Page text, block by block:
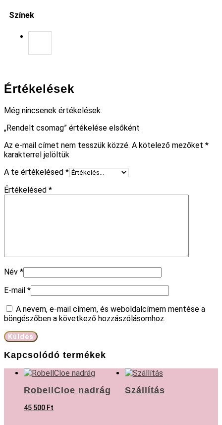
Színek
Értékelések
Még nincsenek értékelések.
„Rendelt csomag” értékelése elsőként
Az e-mail címet nem tesszük közzé. A kötelező mezőket *
karakterrel jelöltük
A te értékelésed *
Értékelésed *
Név *
E-mail *
A nevem, e-mail címem, és weboldalcímem mentése a
böngészőben a következő hozzászólásomhoz.
Kapcsolódó termékek
RobellCloe nadrág
45 500 Ft
Szállítás